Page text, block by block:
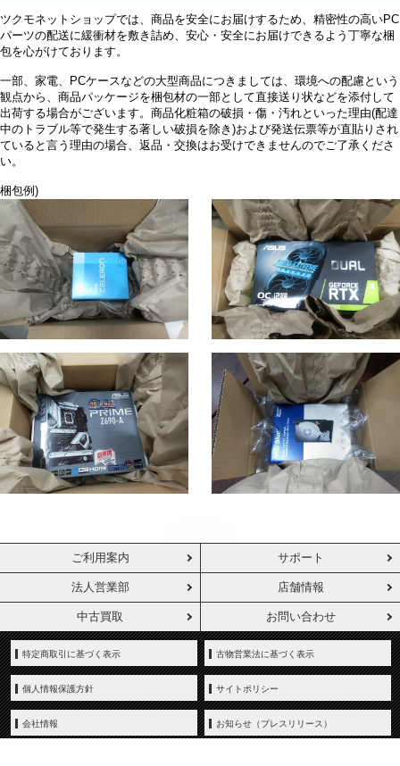
ツクモネットショップでは、商品を安全にお届けするため、精密性の高いPC
パーツの配送に緩衝材を敷き詰め、安心・安全にお届けできるよう丁寧な梱
包を心がけております。
一部、家電、PCケースなどの大型商品につきましては、環境への配慮という
観点から、商品パッケージを梱包材の一部として直接送り状などを添付して
出荷する場合がございます。商品化粧箱の破損・傷・汚れといった理由(配達
中のトラブル等で発生する著しい破損を除き)および発送伝票等が直貼りされ
ていると言う理由の場合、返品・交換はお受けできませんのでご了承くださ
い。
梱包例)
ご利用案内 サポート
法人営業部 店舗情報
中古買取 お問い合わせ
特定商取引に基づく表示 古物営業法に基づく表示
個人情報保護方針 サイトポリシー
会社情報 お知らせ（プレスリリース）